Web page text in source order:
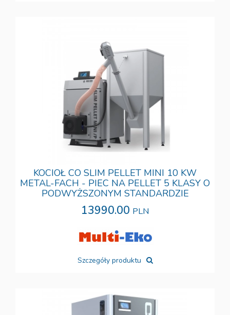
KOCIOŁ CO SLIM PELLET MINI 10 KW
METAL-FACH - PIEC NA PELLET 5 KLASY O
PODWYŻSZONYM STANDARDZIE
13990.00 PLN
Szczegóły produktu